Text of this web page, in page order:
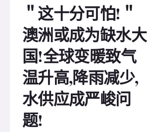
＂这十分可怕!＂
澳洲或成为缺水大
国!全球变暖致气
温升高,降雨减少,
水供应成严峻问
题!